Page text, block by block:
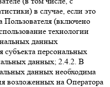
в случае, если это
Пользователя (включено
технологии
данных
субъекта персональных
данных; 2.4.2. В
данных необходима
возложенных на Оператора